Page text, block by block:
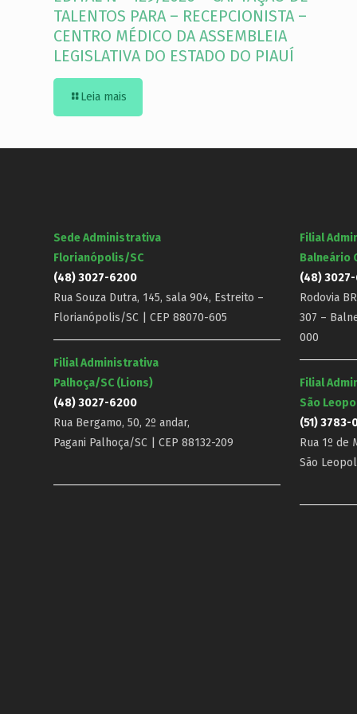
TALENTOS PARA – RECEPCIONISTA –
CENTRO MÉDICO DA ASSEMBLEIA
LEGISLATIVA DO ESTADO DO PIAUÍ
Leia mais
Sede Administrativa
Florianópolis/SC
(48) 3027-6200
Rua Souza Dutra, 145, sala 904, Estreito –
Florianópolis/SC | CEP 88070-605
Filial Administrativa
Palhoça/SC (Lions)
(48) 3027-6200
Rua Bergamo, 50, 2º andar,
Pagani Palhoça/SC | CEP 88132-209
Filial
Balneário
(48)
Rodovia
307 –
000
Filial
São
(51) 3783-
Rua 1º de
São